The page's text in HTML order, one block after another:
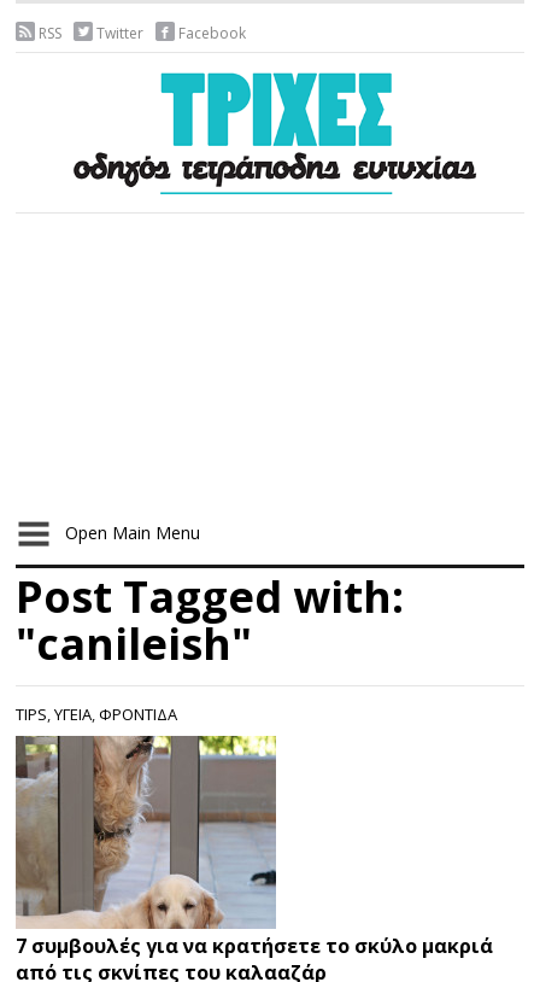
RSS Twitter Facebook
Open Main Menu
Post Tagged with:
"canileish"
TIPS,ΥΓΕΙΑ,ΦΡΟΝΤΙΔΑ
7 συμβουλές για να κρατήσετε το σκύλο μακριά
από τις σκνίπες του καλααζάρ